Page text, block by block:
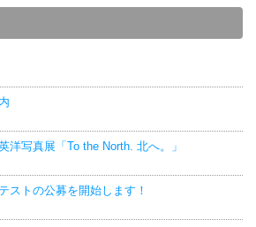
洋写真展「To the North. 北へ。」
ストの公募を開始します！